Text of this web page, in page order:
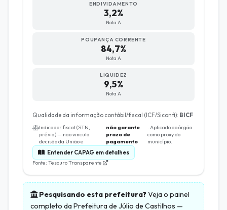
ENDIVIDAMENTO
3,2%
Nota A
POUPANÇA CORRENTE
84,7%
Nota A
LIQUIDEZ
9,5%
Nota A
Qualidade da informação contábil/fiscal (ICF/Siconfi): BICF
Indicador fiscal (STN,
prévia) — não vincula
decisão da União e
não garante
prazo de
pagamento
. Aplicado ao órgão
como proxy do
município.
Entender CAPAG em detalhes
Fonte: Tesouro Transparente
Pesquisando esta prefeitura?Veja o painel
completo daPrefeitura de Júlio de Castilhos —